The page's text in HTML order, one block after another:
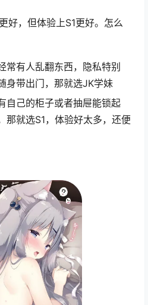
好，但体验上S1更好。怎么
常有人乱翻东西，隐私特别
身带出门，那就选JK学妹
自己的柜子或者抽屉能锁起
那就选S1，体验好太多，还便